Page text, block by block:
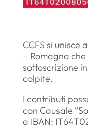
CCFS si unisce
– Romagna
sottoscrizione
colpite.
I contributi
con Causale
a IBAN: